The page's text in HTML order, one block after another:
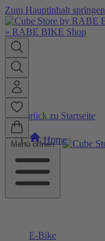
Zum Hauptinhalt springen
» RABE BIKE Shop
Menü öffnen
E-Bike
Zurück zu Startseite
Home